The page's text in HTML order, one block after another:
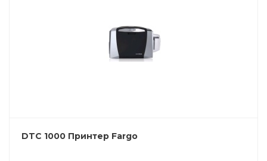
DTC 1000 Принтер Fargo